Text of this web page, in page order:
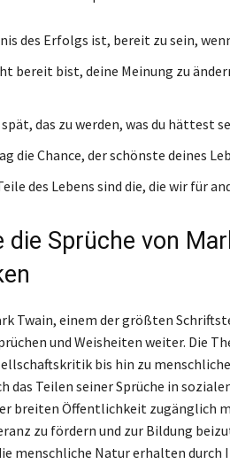
des Erfolgs ist, bereit zu sein,
bereit bist, deine Meinung zu
spät, das zu werden, was du hättest
die Chance, der schönste deines
des Lebens sind die, die wir für
die Sprüche von
Twain, einem der größten
und Weisheiten weiter. Die
bis hin zu
das Teilen seiner Sprüche in
breiten Öffentlichkeit zugänglich
zu fördern und zur Bildung
menschliche Natur erhalten